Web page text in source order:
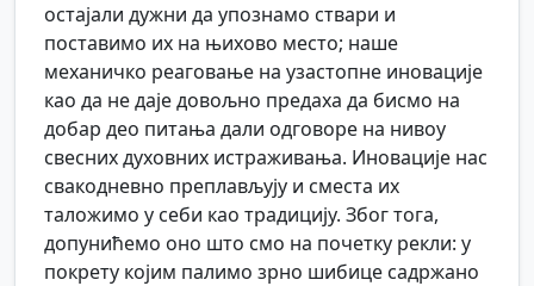
остајали дужни да упознамо ствари и
поставимо их на њихово место; наше
механичко реаговање на узастопне иновације
као да не даје довољно предаха да бисмо на
добар део питања дали одговоре на нивоу
свесних духовних истраживања. Иновације нас
свакодневно преплављују и сместа их
таложимо у себи као традицију. Због тога,
допунићемо оно што смо на почетку рекли: у
покрету којим палимо зрно шибице садржано